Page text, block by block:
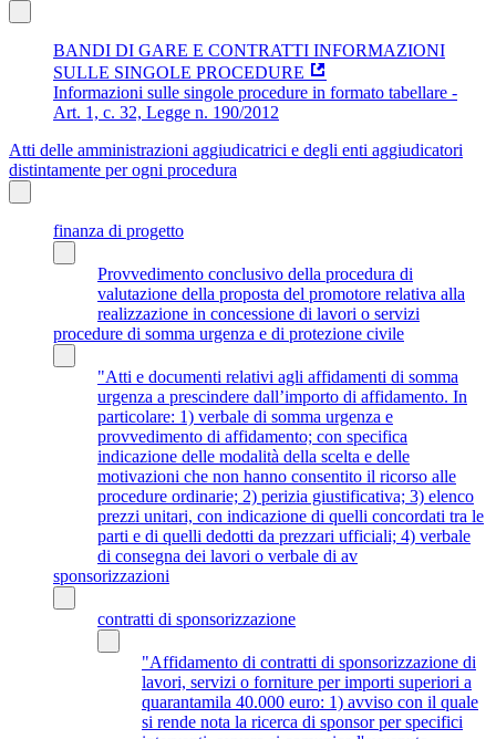
BANDI DI GARE E CONTRATTI INFORMAZIONI
SULLE SINGOLE PROCEDURE
Informazioni sulle singole procedure in formato tabellare -
Art. 1, c. 32, Legge n. 190/2012
Atti delle amministrazioni aggiudicatrici e degli enti aggiudicatori
distintamente per ogni procedura
finanza di progetto
Provvedimento conclusivo della procedura di
valutazione della proposta del promotore relativa alla
realizzazione in concessione di lavori o servizi
procedure di somma urgenza e di protezione civile
"Atti e documenti relativi agli affidamenti di somma
urgenza a prescindere dall’importo di affidamento. In
particolare: 1) verbale di somma urgenza e
provvedimento di affidamento; con specifica
indicazione delle modalità della scelta e delle
motivazioni che non hanno consentito il ricorso alle
procedure ordinarie; 2) perizia giustificativa; 3) elenco
prezzi unitari, con indicazione di quelli concordati tra le
parti e di quelli dedotti da prezzari ufficiali; 4) verbale
di consegna dei lavori o verbale di av
sponsorizzazioni
contratti di sponsorizzazione
"Affidamento di contratti di sponsorizzazione di
lavori, servizi o forniture per importi superiori a
quarantamila 40.000 euro: 1) avviso con il quale
si rende nota la ricerca di sponsor per specifici